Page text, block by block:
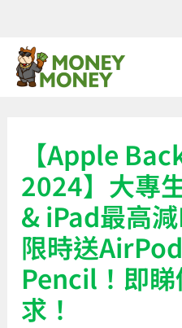
Skip
content
【Apple
2024】大專
& iPad最高
限時送
Pencil！即
求！